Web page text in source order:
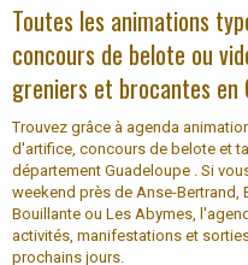
Toutes les animations
concours de belote ou
greniers et brocantes en
Trouvez grâce à agenda
d'artifice, concours de belote et
département Guadeloupe . Si
weekend près de Anse-Bertrand,
Bouillante ou Les Abymes,
activités, manifestations et
prochains jours.